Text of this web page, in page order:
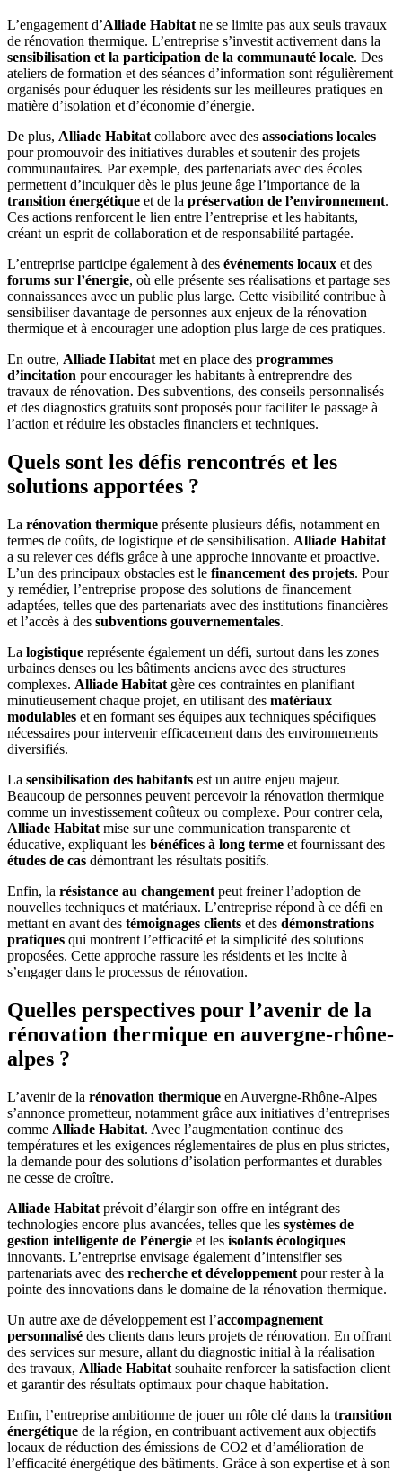
L’engagement d’Alliade Habitat ne se limite pas aux seuls travaux
de rénovation thermique. L’entreprise s’investit activement dans la
sensibilisation et la participation de la communauté locale. Des
ateliers de formation et des séances d’information sont régulièrement
organisés pour éduquer les résidents sur les meilleures pratiques en
matière d’isolation et d’économie d’énergie.
De plus, Alliade Habitat collabore avec des associations locales
pour promouvoir des initiatives durables et soutenir des projets
communautaires. Par exemple, des partenariats avec des écoles
permettent d’inculquer dès le plus jeune âge l’importance de la
transition énergétique et de la préservation de l’environnement.
Ces actions renforcent le lien entre l’entreprise et les habitants,
créant un esprit de collaboration et de responsabilité partagée.
L’entreprise participe également à des événements locaux et des
forums sur l’énergie, où elle présente ses réalisations et partage ses
connaissances avec un public plus large. Cette visibilité contribue à
sensibiliser davantage de personnes aux enjeux de la rénovation
thermique et à encourager une adoption plus large de ces pratiques.
En outre, Alliade Habitat met en place des programmes
d’incitation pour encourager les habitants à entreprendre des
travaux de rénovation. Des subventions, des conseils personnalisés
et des diagnostics gratuits sont proposés pour faciliter le passage à
l’action et réduire les obstacles financiers et techniques.
Quels sont les défis rencontrés et les
solutions apportées ?
La rénovation thermique présente plusieurs défis, notamment en
termes de coûts, de logistique et de sensibilisation. Alliade Habitat
a su relever ces défis grâce à une approche innovante et proactive.
L’un des principaux obstacles est le financement des projets. Pour
y remédier, l’entreprise propose des solutions de financement
adaptées, telles que des partenariats avec des institutions financières
et l’accès à des subventions gouvernementales.
La logistique représente également un défi, surtout dans les zones
urbaines denses ou les bâtiments anciens avec des structures
complexes. Alliade Habitat gère ces contraintes en planifiant
minutieusement chaque projet, en utilisant des matériaux
modulables et en formant ses équipes aux techniques spécifiques
nécessaires pour intervenir efficacement dans des environnements
diversifiés.
La sensibilisation des habitants est un autre enjeu majeur.
Beaucoup de personnes peuvent percevoir la rénovation thermique
comme un investissement coûteux ou complexe. Pour contrer cela,
Alliade Habitat mise sur une communication transparente et
éducative, expliquant les bénéfices à long terme et fournissant des
études de cas démontrant les résultats positifs.
Enfin, la résistance au changement peut freiner l’adoption de
nouvelles techniques et matériaux. L’entreprise répond à ce défi en
mettant en avant des témoignages clients et des démonstrations
pratiques qui montrent l’efficacité et la simplicité des solutions
proposées. Cette approche rassure les résidents et les incite à
s’engager dans le processus de rénovation.
Quelles perspectives pour l’avenir de la
rénovation thermique en auvergne-rhône-
alpes ?
L’avenir de la rénovation thermique en Auvergne-Rhône-Alpes
s’annonce prometteur, notamment grâce aux initiatives d’entreprises
comme Alliade Habitat. Avec l’augmentation continue des
températures et les exigences réglementaires de plus en plus strictes,
la demande pour des solutions d’isolation performantes et durables
ne cesse de croître.
Alliade Habitat prévoit d’élargir son offre en intégrant des
technologies encore plus avancées, telles que les systèmes de
gestion intelligente de l’énergie et les isolants écologiques
innovants. L’entreprise envisage également d’intensifier ses
partenariats avec des recherche et développement pour rester à la
pointe des innovations dans le domaine de la rénovation thermique.
Un autre axe de développement est l’accompagnement
personnalisé des clients dans leurs projets de rénovation. En offrant
des services sur mesure, allant du diagnostic initial à la réalisation
des travaux, Alliade Habitat souhaite renforcer la satisfaction client
et garantir des résultats optimaux pour chaque habitation.
Enfin, l’entreprise ambitionne de jouer un rôle clé dans la transition
énergétique de la région, en contribuant activement aux objectifs
locaux de réduction des émissions de CO2 et d’amélioration de
l’efficacité énergétique des bâtiments. Grâce à son expertise et à son